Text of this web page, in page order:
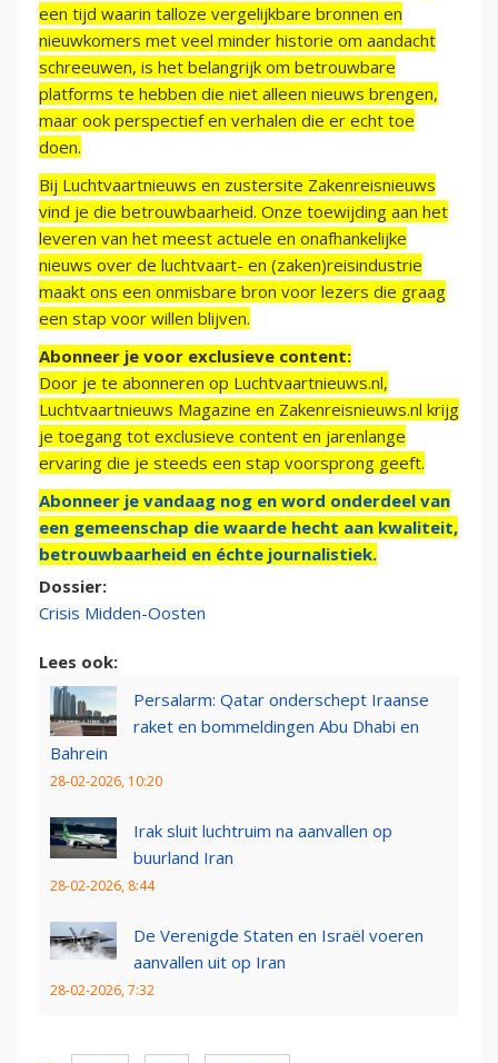
een tijd waarin talloze vergelijkbare bronnen en
nieuwkomers met veel minder historie om aandacht
schreeuwen, is het belangrijk om betrouwbare
platforms te hebben die niet alleen nieuws brengen,
maar ook perspectief en verhalen die er echt toe
doen.
Bij Luchtvaartnieuws en zustersite Zakenreisnieuws
vind je die betrouwbaarheid. Onze toewijding aan het
leveren van het meest actuele en onafhankelijke
nieuws over de luchtvaart- en (zaken)reisindustrie
maakt ons een onmisbare bron voor lezers die graag
een stap voor willen blijven.
Abonneer je voor exclusieve content:
Door je te abonneren op Luchtvaartnieuws.nl,
Luchtvaartnieuws Magazine en Zakenreisnieuws.nl krijg
je toegang tot exclusieve content en jarenlange
ervaring die je steeds een stap voorsprong geeft.
Abonneer je vandaag nog en word onderdeel van
een gemeenschap die waarde hecht aan kwaliteit,
betrouwbaarheid en échte journalistiek.
Dossier:
Crisis Midden-Oosten
Lees ook:
Persalarm: Qatar onderschept Iraanse
raket en bommeldingen Abu Dhabi en
Bahrein
28-02-2026, 10:20
Irak sluit luchtruim na aanvallen op
buurland Iran
28-02-2026, 8:44
De Verenigde Staten en Israël voeren
aanvallen uit op Iran
28-02-2026, 7:32